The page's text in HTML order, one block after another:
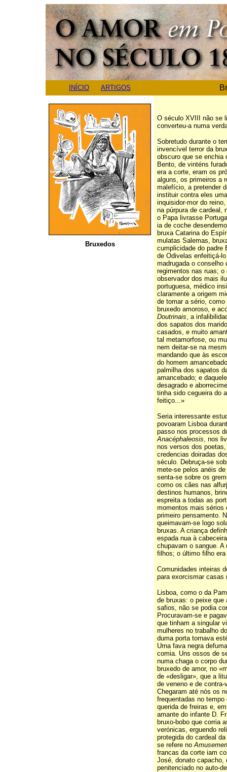
INÍCIO ARTIGOS
Bruxedos
O século XVIII não se
converteu-a numa
Sobretudo durante o
invencível terror da
obscuro que se enchia
Bento, de vinténs
era a corte, eram os
alguns, os primeiros a
malefício, a pretender
instituir contra eles
inquisidor-mor do
na púrpura de cardeal,
o Papa livrasse
ia de coche
bruxa Catarina do
mulatas Salemas,
cumplicidade do padre
de Odivelas enfeitiçá-
madrugada o conselho
regimentos nas ruas; o
observador dos mais
portuguesa, médico
claramente a origem
de tomar a sério,
bruxedo amoroso, e
Doutrinais, a
dos sapatos dos
casados, e muito
tal metamorfose, ou
nem deitar-se na
mandando que às
do homem
palmilha dos sapatos
amancebado; e
desagrado e
tinha sido cegueira do
feitiço...»
Seria interessante
povoaram Lisboa
passo nos processos
Anacéphaleosis, nos
nos versos dos
credencias doiradas
século. Debruça-se
mete-se pelos anéis
senta-se sobre os
como os cães nas
destinos humanos,
espreita a todas as
momentos mais sérios
primeiro pensamento.
queimavam-se logo
bruxas. A criança
espada nua à
chupavam o sangue. A
filhos; o último filho
Comunidades inteiras
para exorcismar
Lisboa, como o da
de bruxas: o peixe que
safios, não se podia
Procuravam-se e
que tinham a singular
mulheres no trabalho
duma porta tornava
Urna fava negra
comia. Uns ossos de
numa chaga o corpo
bruxedo de amor, no
de «desligar», que a
de veneno e de
Chegaram até nós os
frequentadas no
querida de freiras e,
amante do infante D.
bruxo-bobo que corria
verónicas, erguendo
protegida do cardeal
se refere no
francas da corte iam
José, donato capacho,
penitenciado no auto-